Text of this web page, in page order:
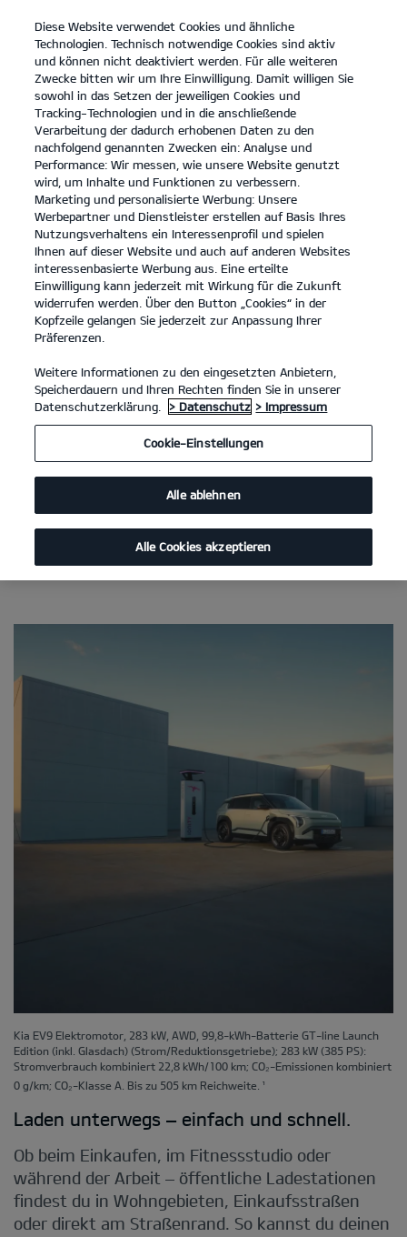
open
menu
KONTAKT
Laden mit Kia Charge
LADEN MIT KIA CHARGE
Diese Website verwendet Cookies und ähnliche
Technologien. Technisch notwendige Cookies sind aktiv
und können nicht deaktiviert werden. Für alle weiteren
Zwecke bitten wir um Ihre Einwilligung. Damit willigen Sie
sowohl in das Setzen der jeweiligen Cookies und
Tracking-Technologien und in die anschließende
Verarbeitung der dadurch erhobenen Daten zu den
nachfolgend genannten Zwecken ein: Analyse und
Performance: Wir messen, wie unsere Website genutzt
wird, um Inhalte und Funktionen zu verbessern.
Marketing und personalisierte Werbung: Unsere
Werbepartner und Dienstleister erstellen auf Basis Ihres
Nutzungsverhaltens ein Interessenprofil und spielen
Ihnen auf dieser Website und auch auf anderen Websites
interessenbasierte Werbung aus. Eine erteilte
Einwilligung kann jederzeit mit Wirkung für die Zukunft
widerrufen werden. Über den Button „Cookies“ in der
Kopfzeile gelangen Sie jederzeit zur Anpassung Ihrer
Präferenzen.
Weitere Informationen zu den eingesetzten Anbietern,
Speicherdauern und Ihren Rechten finden Sie in unserer
Datenschutzerklärung.
> Datenschutz > Impressum
Cookie-Einstellungen
Alle ablehnen
Alle Cookies akzeptieren